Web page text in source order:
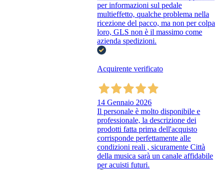
per informazioni sul pedale
multieffetto, qualche problema nella
ricezione del pacco, ma non per colpa
loro, GLS non è il massimo come
azienda spedizioni.
Acquirente verificato
14 Gennaio 2026
Il personale è molto disponibile e
professionale, la descrizione dei
prodotti fatta prima dell'acquisto
corrisponde perfettamente alle
condizioni reali , sicuramente Città
della musica sarà un canale affidabile
per acuisti futuri.